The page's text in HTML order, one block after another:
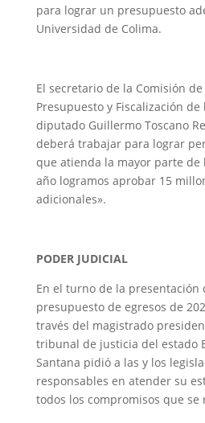
para lograr un presupuesto
Universidad de Colima.
El secretario de la Comisión
Presupuesto y Fiscalización de
diputado Guillermo Toscano
deberá trabajar para lograr
que atienda la mayor parte de
año logramos aprobar 15
adicionales».
PODER JUDICIAL
En el turno de la presentación
presupuesto de egresos de
través del magistrado
tribunal de justicia del estado
Santana pidió a las y los
responsables en atender su
todos los compromisos que